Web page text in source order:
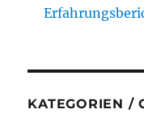
KATEGORIEN /